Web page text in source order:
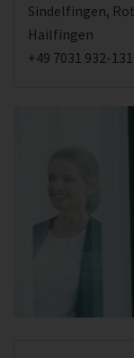
Sindelfingen,
Hailfingen
+49 7031 932-131